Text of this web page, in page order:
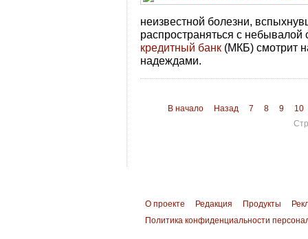
неизвестной болезни,
распространяться с
кредитный банк (МКБ) смотрит
надеждами.
В начало Назад 7 8 9
10
О проекте Редакция Продукты
Политика конфиденциальности